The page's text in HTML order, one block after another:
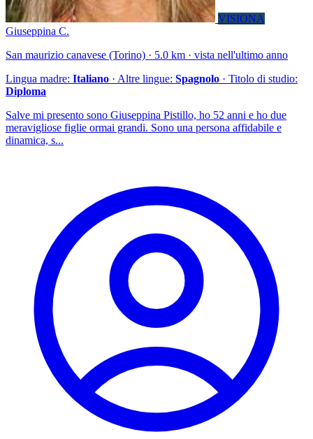
VISIONA
Giuseppina C.
San maurizio canavese (Torino) · 5.0 km · vista nell'ultimo anno
Lingua madre: Italiano · Altre lingue: Spagnolo · Titolo di studio:
Diploma
Salve mi presento sono Giuseppina Pistillo, ho 52 anni e ho due
meravigliose figlie ormai grandi. Sono una persona affidabile e
dinamica, s...